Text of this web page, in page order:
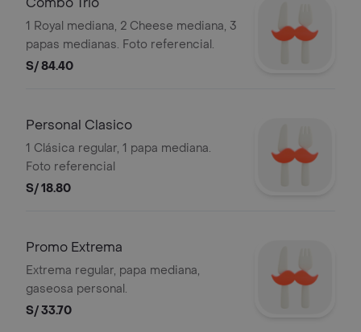
1 Royal mediana, 2 Cheese mediana, 3
papas medianas. Foto referencial.
S/ 84.40
Personal Clasico
1 Clásica regular, 1 papa mediana.
Foto referencial
S/ 18.80
Promo Extrema
Extrema regular, papa mediana,
gaseosa personal.
S/ 33.70